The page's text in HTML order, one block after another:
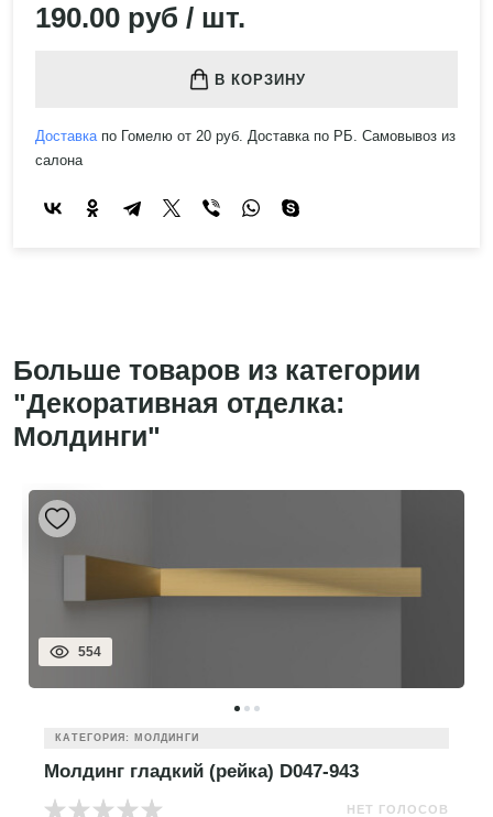
190.00 руб / шт.
В КОРЗИНУ
Доставкапо Гомелю от 20 руб. Доставка по РБ. Самовывоз из
салона
Больше товаров из категории
"Декоративная отделка:
Молдинги"
554
КАТЕГОРИЯ: МОЛДИНГИ
Молдинг гладкий (рейка) D047-943
НЕТ ГОЛОСОВ